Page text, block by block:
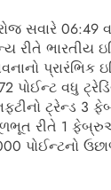
સવારે 06:49
રીતે ભારતીય
પ્રારંભિક
પોઈન્ટ વધુ
ટ્રેન્ડ
રીતે 1
પોઈન્ટનો